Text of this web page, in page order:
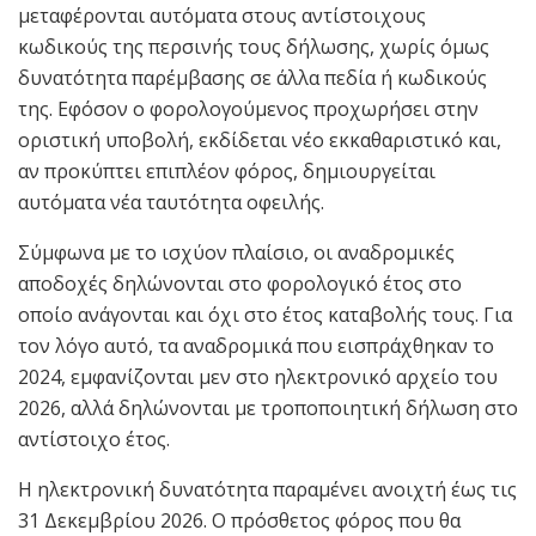
μεταφέρονται αυτόματα στους αντίστοιχους
κωδικούς της περσινής τους δήλωσης, χωρίς όμως
δυνατότητα παρέμβασης σε άλλα πεδία ή κωδικούς
της. Εφόσον ο φορολογούμενος προχωρήσει στην
οριστική υποβολή, εκδίδεται νέο εκκαθαριστικό και,
αν προκύπτει επιπλέον φόρος, δημιουργείται
αυτόματα νέα ταυτότητα οφειλής.
Σύμφωνα με το ισχύον πλαίσιο, οι αναδρομικές
αποδοχές δηλώνονται στο φορολογικό έτος στο
οποίο ανάγονται και όχι στο έτος καταβολής τους. Για
τον λόγο αυτό, τα αναδρομικά που εισπράχθηκαν το
2024, εμφανίζονται μεν στο ηλεκτρονικό αρχείο του
2026, αλλά δηλώνονται με τροποποιητική δήλωση στο
αντίστοιχο έτος.
Η ηλεκτρονική δυνατότητα παραμένει ανοιχτή έως τις
31 Δεκεμβρίου 2026. Ο πρόσθετος φόρος που θα